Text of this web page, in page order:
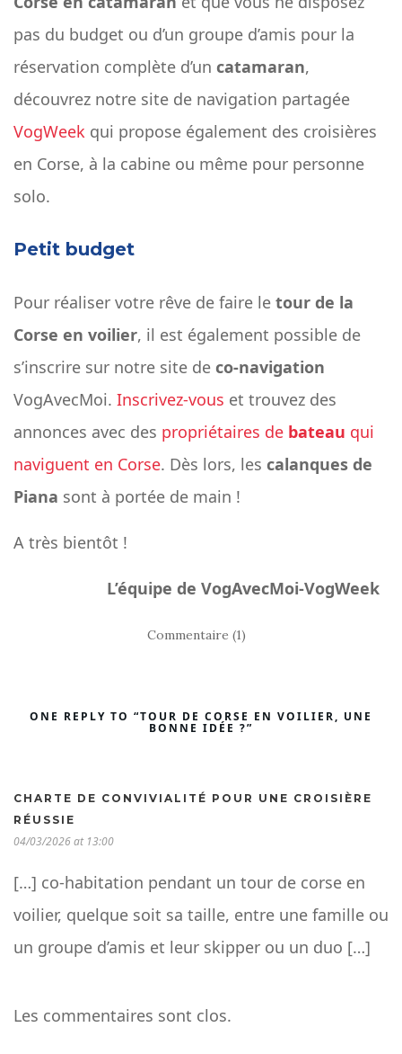
pas du budget ou d’un groupe d’amis pour la
réservation complète d’un catamaran,
découvrez notre site de navigation partagée
VogWeek qui propose également des croisières
en Corse, à la cabine ou même pour personne
solo.
Petit budget
Pour réaliser votre rêve de faire le tour de la
Corse en voilier, il est également possible de
s’inscrire sur notre site de co-navigation
VogAvecMoi. Inscrivez-vous et trouvez des
annonces avec des propriétaires de bateau qui
naviguent en Corse. Dès lors, les calanques de
Piana sont à portée de main !
A très bientôt !
L’équipe de VogAvecMoi-VogWeek
Commentaire (1)
ONE REPLY TO “TOUR DE CORSE EN VOILIER, UNE
BONNE IDÉE ?”
CHARTE DE CONVIVIALITÉ POUR UNE CROISIÈRE
RÉUSSIE
04/03/2026 at 13:00
[…] co-habitation pendant un tour de corse en
voilier, quelque soit sa taille, entre une famille ou
un groupe d’amis et leur skipper ou un duo […]
Les commentaires sont clos.